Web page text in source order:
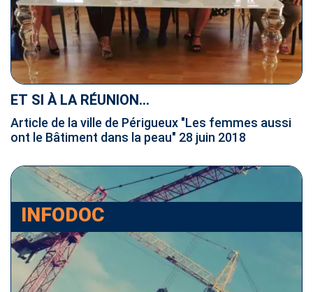
ET SI À LA RÉUNION...
Article de la ville de Périgueux "Les femmes aussi
ont le Bâtiment dans la peau" 28 juin 2018
INFODOC